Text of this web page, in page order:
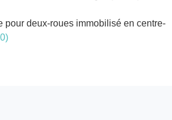
pour deux-roues immobilisé en centre-